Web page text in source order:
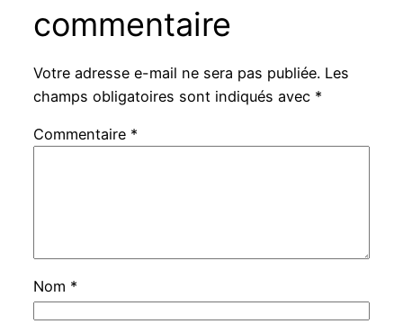
commentaire
Votre adresse e-mail ne sera pas publiée. Les
champs obligatoires sont indiqués avec *
Commentaire *
Nom *